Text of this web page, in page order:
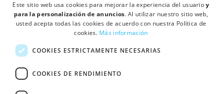
Ctra de Mollet a Sabadell Km 4,3 Pol Ind. Can Vinyals, Nave 18 08130 -
Santa Perpétua de Mogoda (Barcelona)
Este sitio web usa cookies para mejorar la experiencia del usuarioy
para la personalización de anuncios. Al utilizar nuestro sitio web,
usted acepta todas las cookies de acuerdo con nuestra Política de
cookies. Más información
COOKIES ESTRICTAMENTE NECESARIAS
COOKIES DE RENDIMIENTO